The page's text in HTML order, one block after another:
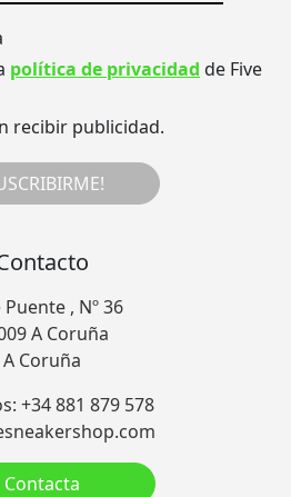
política de privacidad de Five
recibir publicidad.
Puente , Nº 36
A Coruña
A Coruña
+34 881 879 578
Contacta